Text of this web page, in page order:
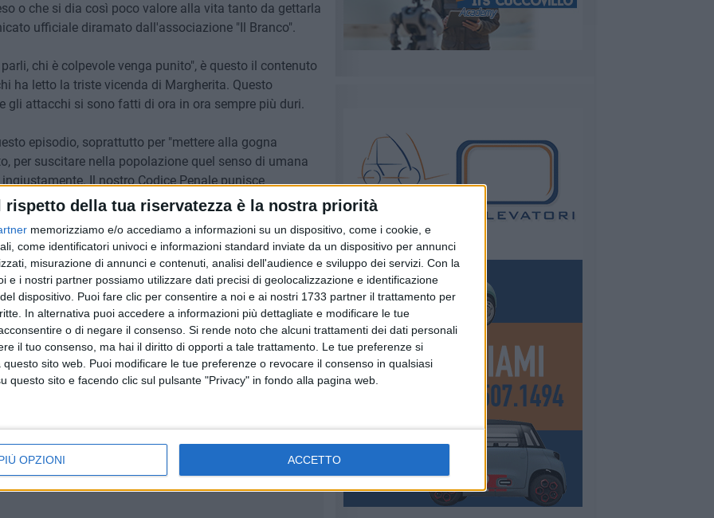
rispetto della tua riservatezza è la nostra priorità
memorizziamo e/o accediamo a informazioni su un dispositivo, come i cookie, e
come identificatori univoci e informazioni standard inviate da un dispositivo per annunci
misurazione di annunci e contenuti, analisi dell'audience e sviluppo dei servizi. Con la
e i nostri partner possiamo utilizzare dati precisi di geolocalizzazione e identificazione
dispositivo. Puoi fare clic per consentire a noi e ai nostri 1733 partner il trattamento per
In alternativa puoi accedere a informazioni più dettagliate e modificare le tue
o di negare il consenso. Si rende noto che alcuni trattamenti dei dati personali
il tuo consenso, ma hai il diritto di opporti a tale trattamento. Le tue preferenze si
sito web. Puoi modificare le tue preferenze o revocare il consenso in qualsiasi
questo sito e facendo clic sul pulsante "Privacy" in fondo alla pagina web.
OPZIONI ACCETTO
o che si dia così poco valore alla vita tanto da gettarla
ufficiale diramato dall'associazione "Il Branco".
chi è colpevole venga punito", è questo il contenuto
ha letto la triste vicenda di Margherita. Questo
gli attacchi si sono fatti di ora in ora sempre più duri.
episodio, soprattutto per "mettere alla gogna
per suscitare nella popolazione quel senso di umana
Il nostro Codice Penale punisce
gli animali, ma senza la denuncia di tali atti, senza
a non girarci mai dall'altra parte" conclude la
e alla quale ci associamo.
5 FOTO